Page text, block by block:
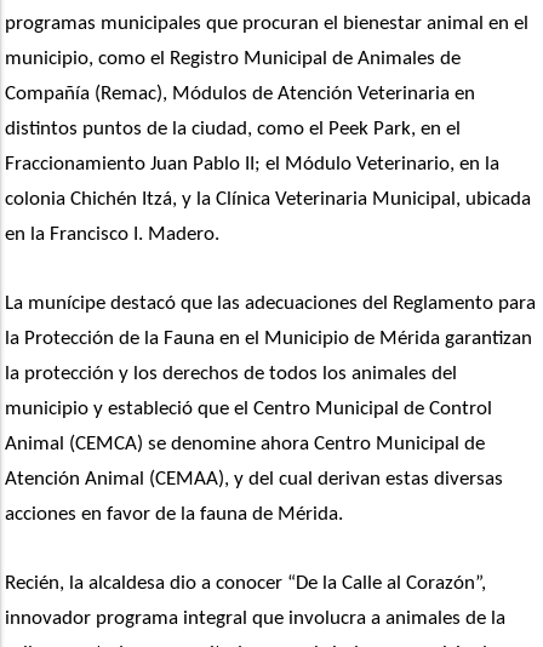
programas municipales que procuran el bienestar animal en el
municipio, como el Registro Municipal de Animales de
Compañía (Remac), Módulos de Atención Veterinaria en
distintos puntos de la ciudad, como el Peek Park, en el
Fraccionamiento Juan Pablo II; el Módulo Veterinario, en la
colonia Chichén Itzá, y la Clínica Veterinaria Municipal, ubicada
en la Francisco I. Madero.
La munícipe destacó que las adecuaciones del Reglamento para
la Protección de la Fauna en el Municipio de Mérida garantizan
la protección y los derechos de todos los animales del
municipio y estableció que el Centro Municipal de Control
Animal (CEMCA) se denomine ahora Centro Municipal de
Atención Animal (CEMAA), y del cual derivan estas diversas
acciones en favor de la fauna de Mérida.
Recién, la alcaldesa dio a conocer “De la Calle al Corazón”,
innovador programa integral que involucra a animales de la